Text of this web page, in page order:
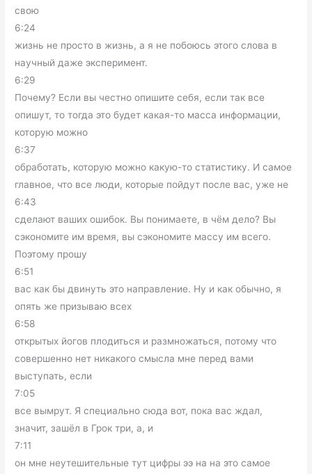
свою
6:24
жизнь не просто в жизнь, а я не побоюсь этого слова в
научный даже эксперимент.
6:29
Почему? Если вы честно опишите себя, если так все
опишут, то тогда это будет какая-то масса информации,
которую можно
6:37
обработать, которую можно какую-то статистику. И самое
главное, что все люди, которые пойдут после вас, уже не
6:43
сделают ваших ошибок. Вы понимаете, в чём дело? Вы
сэкономите им время, вы сэкономите массу им всего.
Поэтому прошу
6:51
вас как бы двинуть это направление. Ну и как обычно, я
опять же призываю всех
6:58
открытых йогов плодиться и размножаться, потому что
совершенно нет никакого смысла мне перед вами
выступать, если
7:05
все вымрут. Я специально сюда вот, пока вас ждал,
значит, зашёл в Грок три, а, и
7:11
он мне неутешительные тут цифры ээ на на это самое